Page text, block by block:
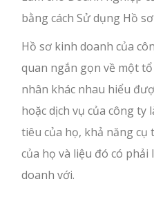
bằng cách Sử dụng Hồ
Hồ sơ kinh doanh của
quan ngắn gọn về một tổ
nhân khác nhau hiểu
hoặc dịch vụ của công ty
tiêu của họ, khả năng cụ
của họ và liệu đó có
doanh với.